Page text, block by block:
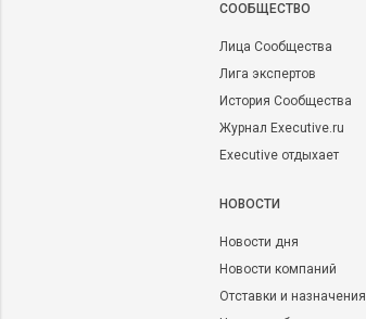
CООБЩЕСТВО
Лица Сообщества
Лига экспертов
История Сообщества
Журнал Executive.ru
Executive отдыхает
НОВОСТИ
Новости дня
Новости компаний
Отставки и назначения